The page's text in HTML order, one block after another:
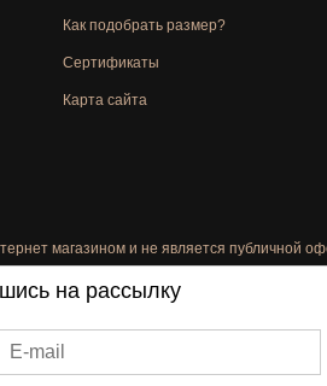
Как подобрать размер?
Сертификаты
Карта сайта
магазином и не является публичной
на рассылку
E-mail